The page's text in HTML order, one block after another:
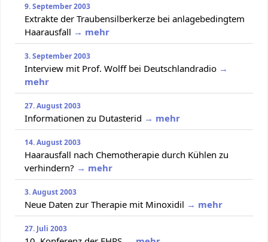
9. September 2003
Extrakte der Traubensilberkerze bei anlagebedingtem
Haarausfall → mehr
3. September 2003
Interview mit Prof. Wolff bei Deutschlandradio →
mehr
27. August 2003
Informationen zu Dutasterid → mehr
14. August 2003
Haarausfall nach Chemotherapie durch Kühlen zu
verhindern? → mehr
3. August 2003
Neue Daten zur Therapie mit Minoxidil → mehr
27. Juli 2003